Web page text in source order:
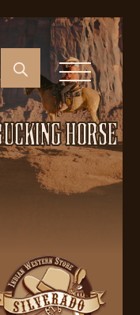
HORSE